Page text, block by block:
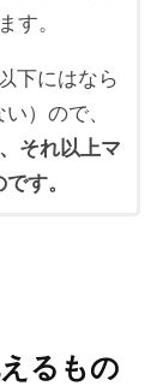
す。
下にはなら
）ので、
それ以上マ
す。
るもの